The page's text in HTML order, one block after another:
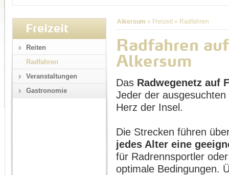
Alkersum » Freizeit » Radfahren
Radfahren
Alkersum
Das Radwegenetz auf
Jeder der
Herz der Insel.
Die Strecken führen
jedes Alter eine
für Radrennsportler
optimale Bedingungen.
Freizeit
Reiten
Radfahren
Veranstaltungen
Gastronomie